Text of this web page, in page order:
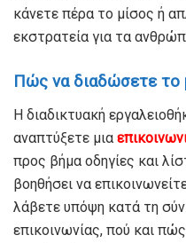
κάνετε πέρα το μίσος ή
εκστρατεία για τα
Πώς να διαδώσετε το
Η διαδικτυακή
αναπτύξετε μια
προς βήμα οδηγίες και
βοηθήσει να
λάβετε υπόψη κατά τη
επικοινωνίας, πού και